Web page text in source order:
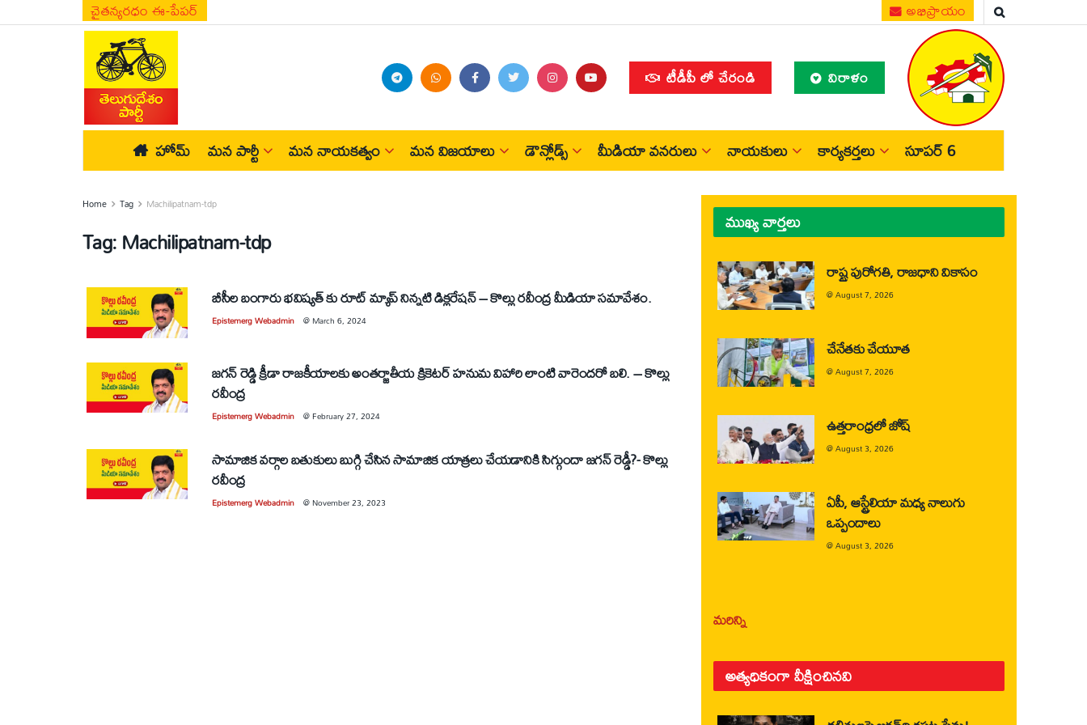
చైతన్యరధం ఈ-పేపర్ అభిప్రాయం
టీడీపీ లో చేరండి విరాళం
హోమ్ మన పార్టీ మన నాయకత్వం మన విజయాలు డౌన్లోడ్స్ మీడియా వనరులు నాయకులు కార్యకర్తలు సూపర్ 6
Home Tag Machilipatnam-tdp
Tag:Machilipatnam-tdp
బీసీల బంగారు భవిష్యత్ కు రూట్ మ్యాప్ నిన్నటి డిక్లరేషన్ – కొల్లు రవీంద్ర మీడియా సమావేశం.
Epistemerg Webadmin @ March 6, 2024
జగన్ రెడ్డి క్రీడా రాజకీయాలకు అంతర్జాతీయ క్రికెటర్ హనుమ విహారి లాంటి వారెందరో బలి. – కొల్లు
రవీంద్ర
Epistemerg Webadmin @February 27, 2024
సామాజిక వర్గాల బతుకులు బుగ్గి చేసిన సామాజిక యాత్రలు చేయడానికి సిగ్గుందా జగన్ రెడ్డీ?- కొల్లు
రవీంద్ర
Epistemerg Webadmin @November 23, 2023
ముఖ్య వార్తలు
రాష్ట్ర పురోగతి, రాజధాని వికాసం
@August 7, 2026
చేనేతకు చేయూత
@August 7, 2026
ఉత్తరాంధ్రలో జోష్
@August 3, 2026
ఏపీ, ఆస్ట్రేలియా మధ్య నాలుగు
ఒప్పందాలు
@August 3, 2026
మరిన్ని
అత్యధికంగా వీక్షించినవి